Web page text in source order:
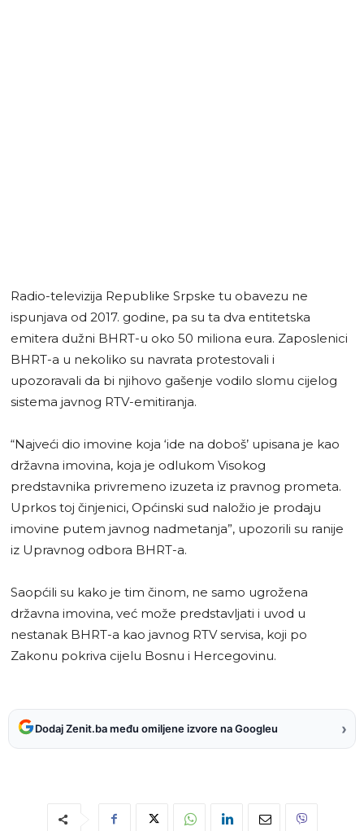
Radio-televizija Republike Srpske tu obavezu ne
ispunjava od 2017. godine, pa su ta dva entitetska
emitera dužni BHRT-u oko 50 miliona eura. Zaposlenici
BHRT-a u nekoliko su navrata protestovali i
upozoravali da bi njihovo gašenje vodilo slomu cijelog
sistema javnog RTV-emitiranja.
“Najveći dio imovine koja ‘ide na doboš’ upisana je kao
državna imovina, koja je odlukom Visokog
predstavnika privremeno izuzeta iz pravnog prometa.
Uprkos toj činjenici, Općinski sud naložio je prodaju
imovine putem javnog nadmetanja”, upozorili su ranije
iz Upravnog odbora BHRT-a.
Saopćili su kako je tim činom, ne samo ugrožena
državna imovina, već može predstavljati i uvod u
nestanak BHRT-a kao javnog RTV servisa, koji po
Zakonu pokriva cijelu Bosnu i Hercegovinu.
Dodaj Zenit.ba među omiljene izvore na Googleu ›